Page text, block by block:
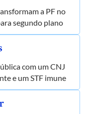
a PF no
segundo plano
com um CNJ
e um STF imune